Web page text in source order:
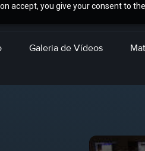
accept, you give your consent to
Galeria de Vídeos